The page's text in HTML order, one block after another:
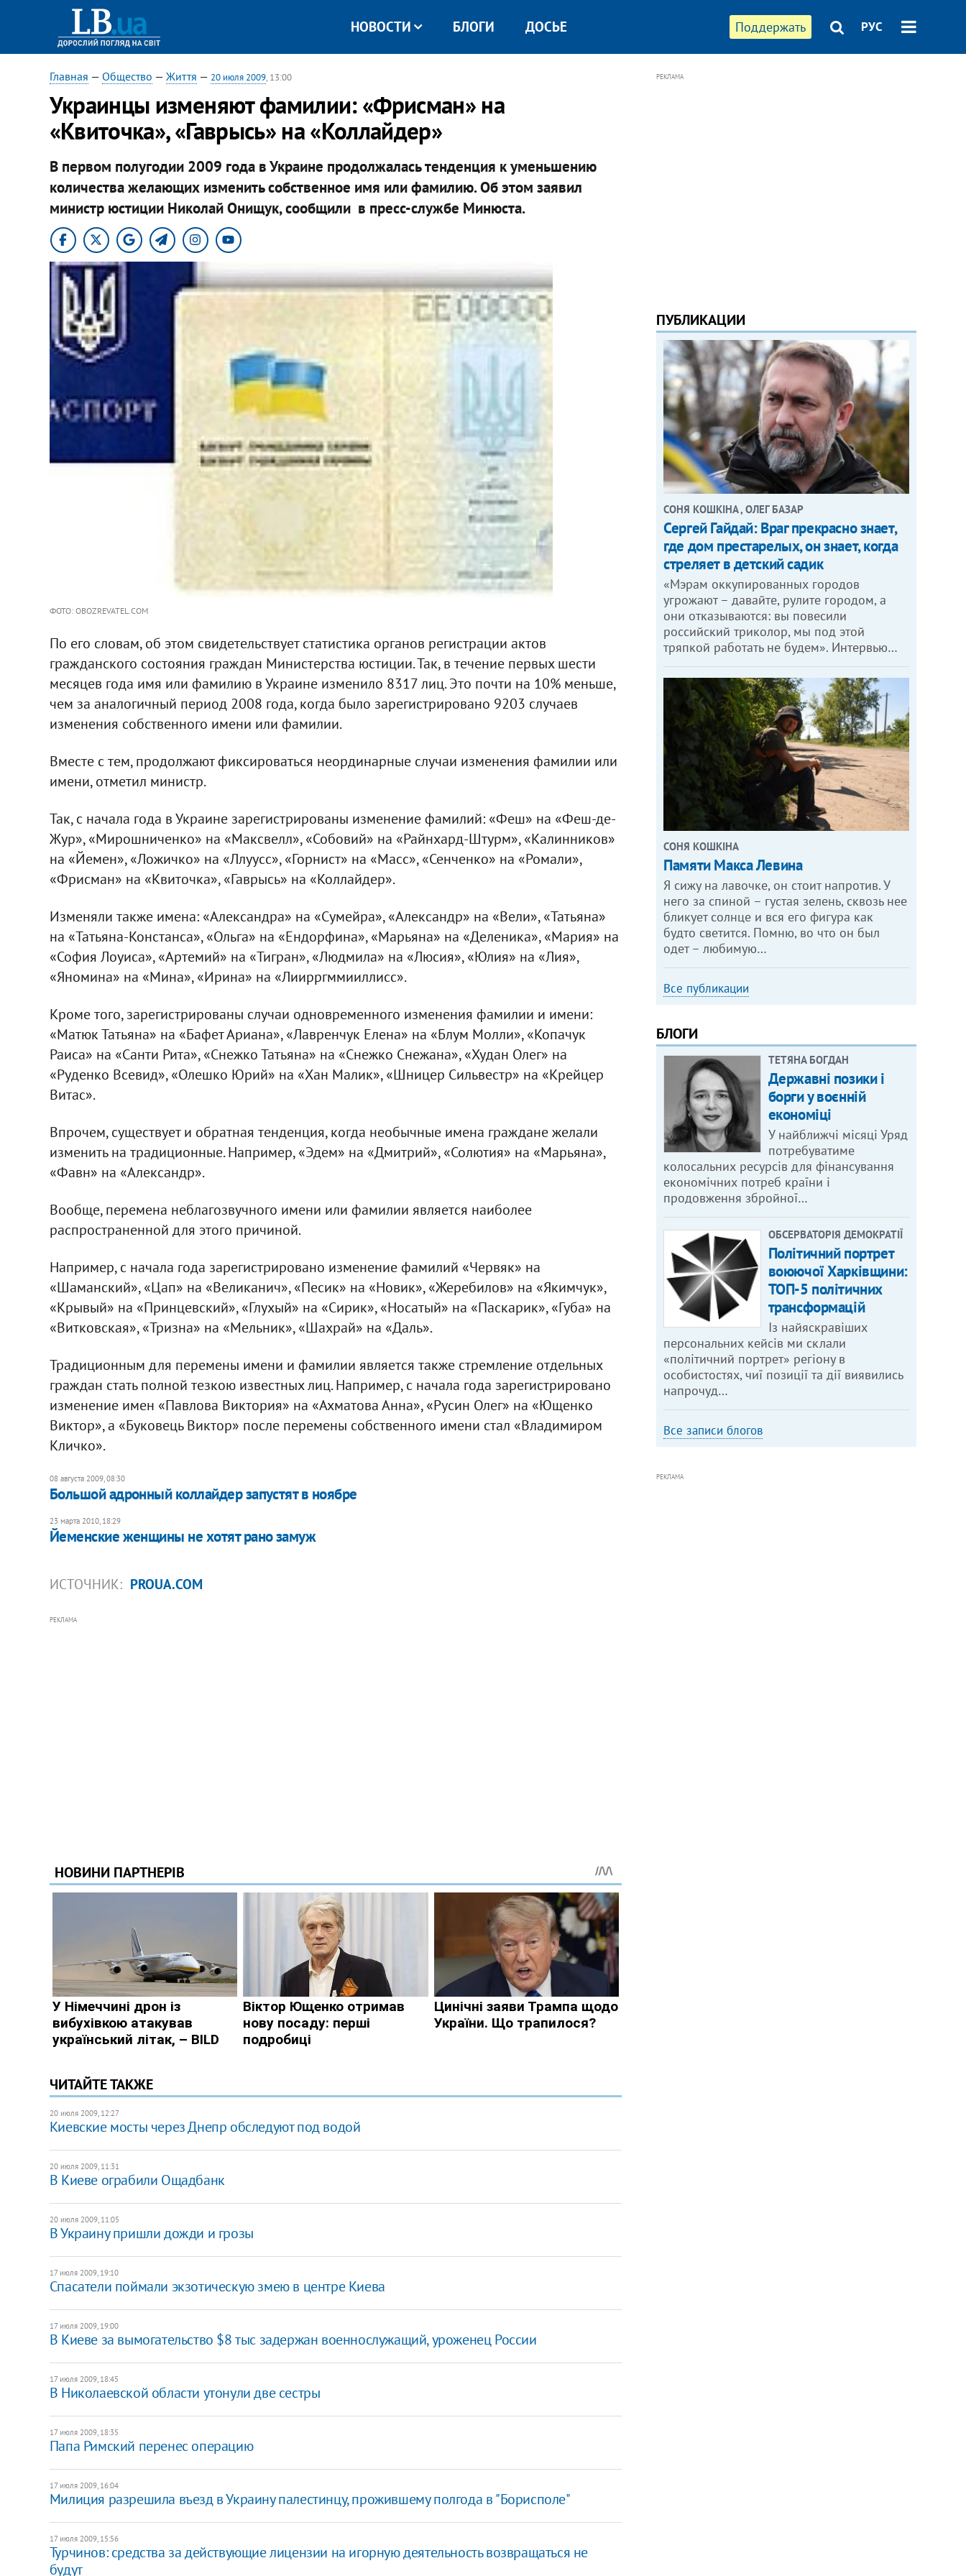
Поддержать РУС
НОВОСТИ БЛОГИ ДОСЬЕ
Главная — Общество — Життя — 20 июля 2009, 13:00
Украинцы изменяют фамилии: «Фрисман» на
«Квиточка», «Гаврысь» на «Коллайдер»
В первом полугодии 2009 года в Украине продолжалась тенденция к уменьшению
количества желающих изменить собственное имя или фамилию. Об этом заявил
министр юстиции Николай Онищук, сообщили в пресс-службе Минюста.
ФОТО: OBOZREVATEL.COM
По его словам, об этом свидетельствует статистика органов регистрации актов
гражданского состояния граждан Министерства юстиции. Так, в течение первых шести
месяцев года имя или фамилию в Украине изменило 8317 лиц. Это почти на 10% меньше,
чем за аналогичный период 2008 года, когда было зарегистрировано 9203 случаев
изменения собственного имени или фамилии.
Вместе с тем, продолжают фиксироваться неординарные случаи изменения фамилии или
имени, отметил министр.
Так, с начала года в Украине зарегистрированы изменение фамилий: «Феш» на «Феш-де-
Жур», «Мирошниченко» на «Максвелл», «Собовий» на «Райнхард-Штурм», «Калинников»
на «Йемен», «Ложичко» на «Ллуусс», «Горнист» на «Масс», «Сенченко» на «Ромали»,
«Фрисман» на «Квиточка», «Гаврысь» на «Коллайдер».
Изменяли также имена: «Александра» на «Сумейра», «Александр» на «Вели», «Татьяна»
на «Татьяна-Констанса», «Ольга» на «Ендорфина», «Марьяна» на «Деленика», «Мария» на
«София Лоуиса», «Артемий» на «Тигран», «Людмила» на «Люсия», «Юлия» на «Лия»,
«Яномина» на «Мина», «Ирина» на «Лиирргммииллисс».
Кроме того, зарегистрированы случаи одновременного изменения фамилии и имени:
«Матюк Татьяна» на «Бафет Ариана», «Лавренчук Елена» на «Блум Молли», «Копачук
Раиса» на «Санти Рита», «Снежко Татьяна» на «Снежко Снежана», «Худан Олег» на
«Руденко Всевид», «Олешко Юрий» на «Хан Малик», «Шницер Сильвестр» на «Крейцер
Витас».
Впрочем, существует и обратная тенденция, когда необычные имена граждане желали
изменить на традиционные. Например, «Эдем» на «Дмитрий», «Солютия» на «Марьяна»,
«Фавн» на «Александр».
Вообще, перемена неблагозвучного имени или фамилии является наиболее
распространенной для этого причиной.
Например, с начала года зарегистрировано изменение фамилий «Червяк» на
«Шаманский», «Цап» на «Великанич», «Песик» на «Новик», «Жеребилов» на «Якимчук»,
«Крывый» на «Принцевский», «Глухый» на «Сирик», «Носатый» на «Паскарик», «Губа» на
«Витковская», «Тризна» на «Мельник», «Шахрай» на «Даль».
Традиционным для перемены имени и фамилии является также стремление отдельных
граждан стать полной тезкою известных лиц. Например, с начала года зарегистрировано
изменение имен «Павлова Виктория» на «Ахматова Анна», «Русин Олег» на «Ющенко
Виктор», а «Буковець Виктор» после перемены собственного имени стал «Владимиром
Кличко».
08 августа 2009, 08:30
Большой адронный коллайдер запустят в ноябре
23 марта 2010, 18:29
Йеменские женщины не хотят рано замуж
ИСТОЧНИК: PROUA.COM
РЕКЛАМА
ЧИТАЙТЕ ТАКЖЕ
20 июля 2009, 12:27
Киевские мосты через Днепр обследуют под водой
20 июля 2009, 11:31
В Киеве ограбили Ощадбанк
20 июля 2009, 11:05
В Украину пришли дожди и грозы
17 июля 2009, 19:10
Cпасатели поймали экзотическую змею в центре Киева
17 июля 2009, 19:00
В Киеве за вымогательство $8 тыс задержан военнослужащий, уроженец России
17 июля 2009, 18:45
В Николаевской области утонули две сестры
17 июля 2009, 18:35
Папа Римский перенес операцию
17 июля 2009, 16:04
Милиция разрешила въезд в Украину палестинцу, прожившему полгода в "Борисполе"
17 июля 2009, 15:56
Турчинов: средства за действующие лицензии на игорную деятельность возвращаться не
будут
РЕКЛАМА
ПУБЛИКАЦИИ
СОНЯ КОШКІНА , ОЛЕГ БАЗАР
Сергей Гайдай: Враг прекрасно знает,
где дом престарелых, он знает, когда
стреляет в детский садик
«Мэрам оккупированных городов
угрожают – давайте, рулите городом, а
они отказываются: вы повесили
российский триколор, мы под этой
тряпкой работать не будем». Интервью…
СОНЯ КОШКІНА
Памяти Макса Левина
Я сижу на лавочке, он стоит напротив. У
него за спиной – густая зелень, сквозь нее
бликует солнце и вся его фигура как
будто светится. Помню, во что он был
одет – любимую…
Все публикации
БЛОГИ
ТЕТЯНА БОГДАН
Державні позики і
борги у воєнній
економіці
У найближчі місяці Уряд
потребуватиме
колосальних ресурсів для фінансування
економічних потреб країни і
продовження збройної…
ОБСЕРВАТОРІЯ ДЕМОКРАТІЇ
Політичний портрет
воюючої Харківщини:
ТОП-5 політичних
трансформацій
Із найяскравіших
персональних кейсів ми склали
«політичний портрет» регіону в
особистостях, чиї позиції та дії виявились
напрочуд…
Все записи блогов
РЕКЛАМА